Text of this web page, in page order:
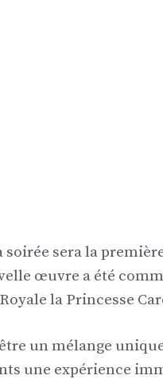
sera la
œuvre a été
la Princesse
un mélange
une expérience